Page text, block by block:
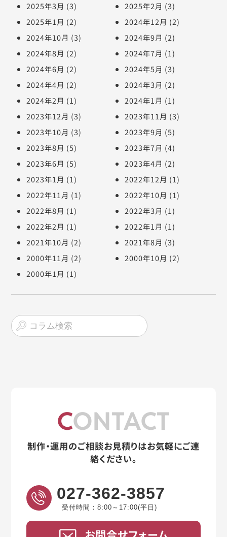
2025年3月 (3) 2025年2月 (3)
2025年1月 (2) 2024年12月 (2)
2024年10月 (3) 2024年9月 (2)
2024年8月 (2) 2024年7月 (1)
2024年6月 (2) 2024年5月 (3)
2024年4月 (2) 2024年3月 (2)
2024年2月 (1) 2024年1月 (1)
2023年12月 (3) 2023年11月 (3)
2023年10月 (3) 2023年9月 (5)
2023年8月 (5) 2023年7月 (4)
2023年6月 (5) 2023年4月 (2)
2023年1月 (1) 2022年12月 (1)
2022年11月 (1) 2022年10月 (1)
2022年8月 (1) 2022年3月 (1)
2022年2月 (1) 2022年1月 (1)
2021年10月 (2) 2021年8月 (3)
2000年11月 (2) 2000年10月 (2)
2000年1月 (1)
CONTACT
制作・運用のご相談お見積りはお気軽にご連
絡ください。
027-362-3857
受付時間：8:00～17:00(平日)